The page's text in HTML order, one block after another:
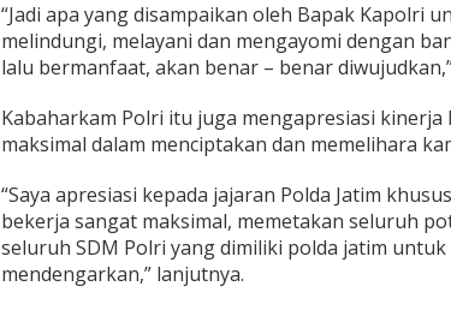
“Jadi apa yang disampaikan oleh Bapak Kapolri
melindungi, melayani dan mengayomi dengan
lalu bermanfaat, akan benar – benar
Kabaharkam Polri itu juga mengapresiasi kinerja
maksimal dalam menciptakan dan memelihara
“Saya apresiasi kepada jajaran Polda Jatim
bekerja sangat maksimal, memetakan seluruh
seluruh SDM Polri yang dimiliki polda jatim
mendengarkan,” lanjutnya.